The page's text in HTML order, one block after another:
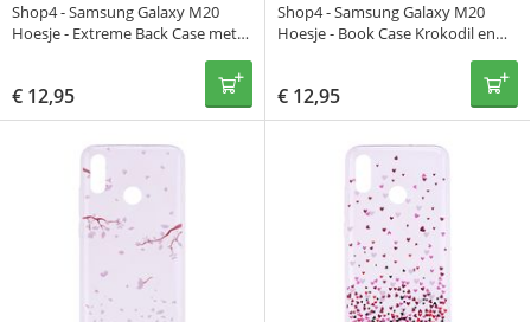
Shop4 - Samsung Galaxy M20
Hoesje - Extreme Back Case met
€ 12,95
Shop4 - Samsung Galaxy M20
Hoesje - Book Case Krokodil en
€ 12,95